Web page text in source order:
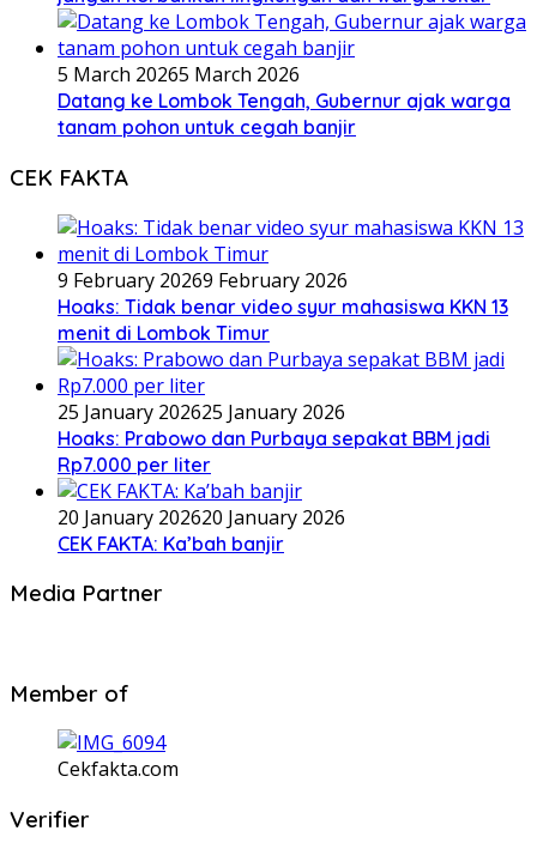
5 March 20265 March 2026
Datang ke Lombok Tengah, Gubernur ajak warga
tanam pohon untuk cegah banjir
CEK FAKTA
9 February 20269 February 2026
Hoaks: Tidak benar video syur mahasiswa KKN 13
menit di Lombok Timur
25 January 202625 January 2026
Hoaks: Prabowo dan Purbaya sepakat BBM jadi
Rp7.000 per liter
20 January 202620 January 2026
CEK FAKTA: Ka’bah banjir
Media Partner
Member of
Cekfakta.com
Verifier